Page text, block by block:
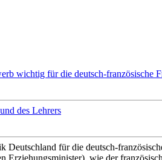
wichtig für die deu­tsch-französische
des Lehrers
für die deutsch-